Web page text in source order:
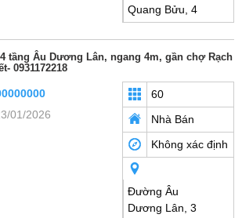
Quang Bửu, 4
tầng Âu Dương Lân, ngang 4m, gần chợ Rạch
0931172218
01/2026
60
Nhà Bán
Không xác định
Đường Âu
Dương Lân, 3